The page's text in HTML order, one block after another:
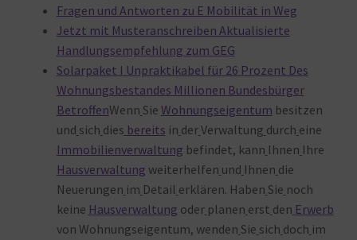
Fragen und Antworten zu E Mobilität in Weg
Jetzt mit Musteranschreiben Aktualisierte
Handlungsempfehlung zum GEG
Solarpaket I Unpraktikabel für 26 Prozent Des
Wohnungsbestandes Millionen Bundesbürger
BetroffenWenn Sie Wohnungseigentum besitzen
und sich dies bereits in derVerwaltung durch eine
Immobilienverwaltung befindet, kann Ihnen Ihre
Hausverwaltung weiterhelfen und Ihnen die
Neuerungen im Detail erklären. Haben Sie noch
keine Hausverwaltung oder planen erst den Erwerb
von Wohnungseigentum, wenden Sie sich doch im